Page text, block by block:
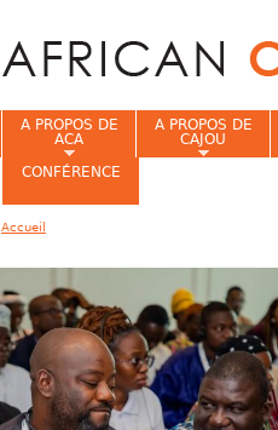
A PROPOS DE
ACA
A PROPOS DE
CAJOU
CONFÉRENCE
Accueil